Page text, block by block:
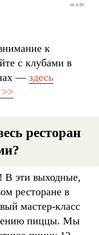
к
с клубами в
— здесь
>>
ресторан
В эти выходные,
ресторане в
мастер-класс
пиццы. Мы